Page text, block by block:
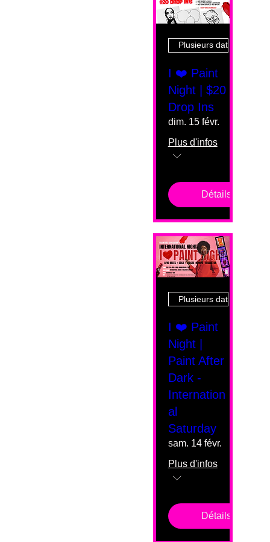
Plusieurs dates
I ❤️ Paint
Night | $20
Drop Ins
dim. 15 févr.
Plus d'infos
Détails
Plusieurs dates
I ❤️ Paint
Night |
Paint After
Dark -
Internation
al
Saturday
sam. 14 févr.
Plus d'infos
Détails